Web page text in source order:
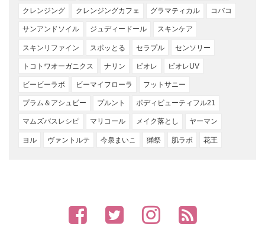
クレンジング クレンジングカフェ グラマティカル コバコ
サンアンドソイル ジュディードール スキンケア
スキンリファイン スポッとる セラプル センソリー
トコトワオーガニクス ナリン ビオレ ビオレUV
ビービーラボ ビーマイフローラ フットサニー
プラム＆アシュビー プルント ボディビューティフル21
マムズバスレシピ マリコール メイク落とし ヤーマン
ヨル ヴァントルテ 今泉まいこ 獺祭 肌ラボ 花王